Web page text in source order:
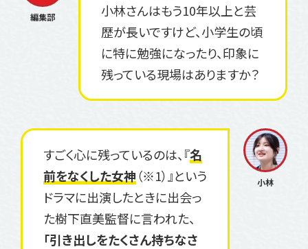
小林さんはもう10年以上と芸
歴が長いですけど、小学生の頃
に特に勉強になったり、印象に
残っている現場はありますか？
すごく心に残っているのは、『名
前をなくした女神（※1）』という
ドラマに出演したときに出会っ
た樹下直美監督に言われた、
「引き出しをたくさん持ちなさ